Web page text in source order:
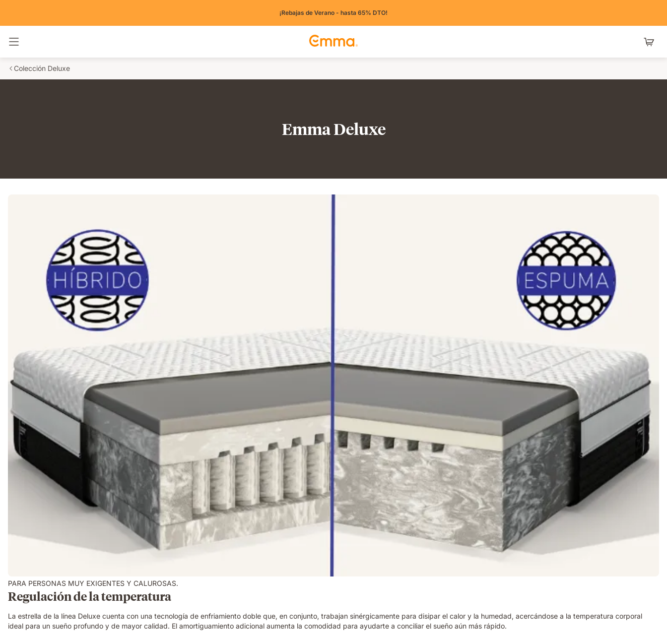
¡Rebajas de Verano - hasta 65% DTO!
Colección Deluxe
Emma Deluxe
PARA PERSONAS MUY EXIGENTES Y CALUROSAS.
Regulación de la temperatura
La estrella de la línea Deluxe cuenta con una tecnología de enfriamiento doble que, en conjunto, trabajan sinérgicamente para disipar el calor y la humedad, acercándose a la temperatura corporal
ideal para un sueño profundo y de mayor calidad. El amortiguamiento adicional aumenta la comodidad para ayudarte a conciliar el sueño aún más rápido.